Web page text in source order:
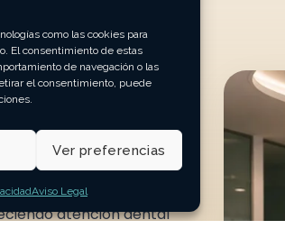
como las cookies para
El consentimiento de estas
de navegación o las
el consentimiento, puede
Ver preferencias
Aviso Legal
EN
sonrisas
y l´Horta
atención dental